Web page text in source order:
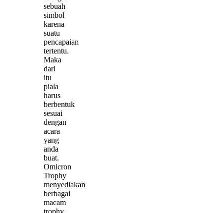
sebuah
simbol
karena
suatu
pencapaian
tertentu.
Maka
dari
itu
piala
harus
berbentuk
sesuai
dengan
acara
yang
anda
buat.
Omicron
Trophy
menyediakan
berbagai
macam
trophy